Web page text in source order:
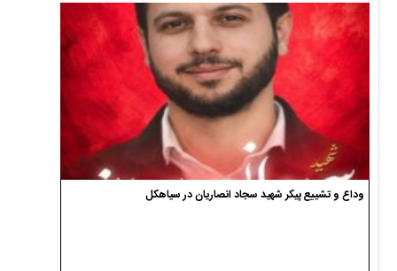
وداع و تشییع پیکر شهید سجاد انصاریان در سیاهکل